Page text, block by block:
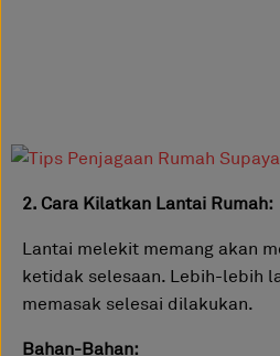
2. Cara Kilatkan Lantai Rumah:
Lantai melekit memang akan
ketidak selesaan. Lebih-lebih
memasak selesai dilakukan.
Bahan-Bahan: